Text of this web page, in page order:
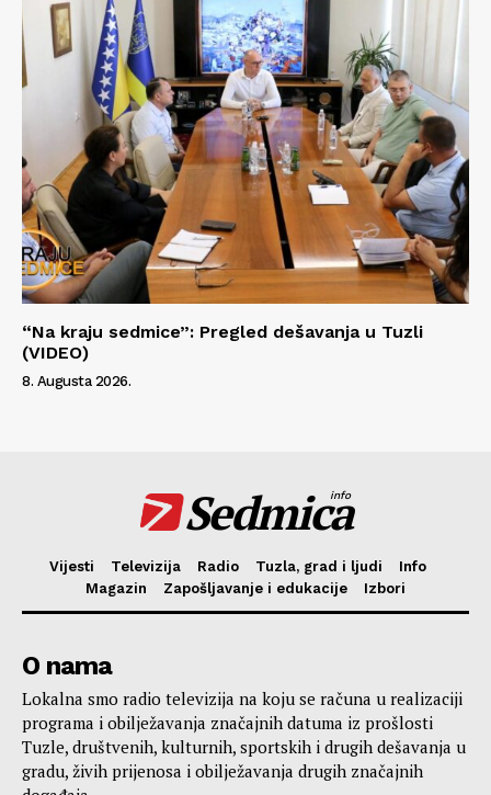
“Na kraju sedmice”: Pregled dešavanja u Tuzli
(VIDEO)
8. Augusta 2026.
Sedmica
info
Vijesti Televizija Radio Tuzla, grad i ljudi
Info
Magazin
Zapošljavanje i edukacije Izbori
O nama
Lokalna smo radio televizija na koju se računa u realizaciji
programa i obilježavanja značajnih datuma iz prošlosti
Tuzle, društvenih, kulturnih, sportskih i drugih dešavanja u
gradu, živih prijenosa i obilježavanja drugih značajnih